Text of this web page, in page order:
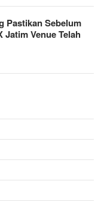
Pastikan Sebelum
Jatim Venue Telah